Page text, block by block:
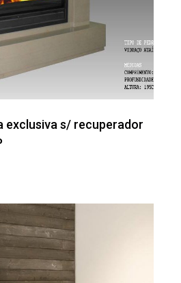
exclusiva s/ recuperador